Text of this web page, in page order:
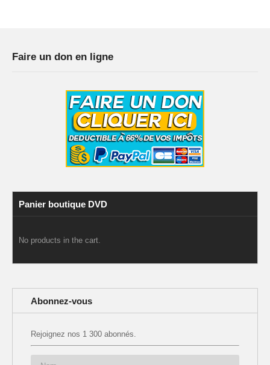
Faire un don en ligne
Panier boutique DVD
No products in the cart.
Abonnez-vous
Rejoignez nos 1 300 abonnés.